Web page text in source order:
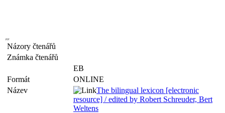
Názory čtenářů
Známka čtenářů
EB
Formát
ONLINE
Název
The bilingual lexicon [electronic
resource] / edited by Robert Schreuder, Bert
Weltens